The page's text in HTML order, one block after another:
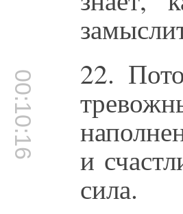
00:10:16 22.
и
сила.